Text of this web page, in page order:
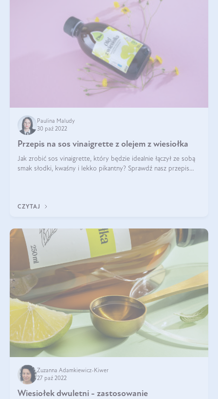
Paulina Maludy
30 paź 2022
Przepis na sos vinaigrette z olejem z wiesiołka
Jak zrobić sos vinaigrette, który będzie idealnie łączył ze sobą
smak słodki, kwaśny i lekko pikantny? Sprawdź nasz przepis
CZYTAJ
Zuzanna Adamkiewicz-Kiwer
27 paź 2022
Wiesiołek dwuletni - zastosowanie